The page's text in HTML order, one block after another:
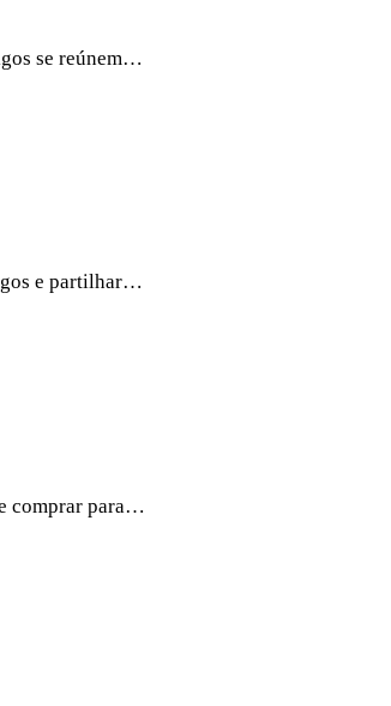
se reúnem…
e partilhar…
comprar para…